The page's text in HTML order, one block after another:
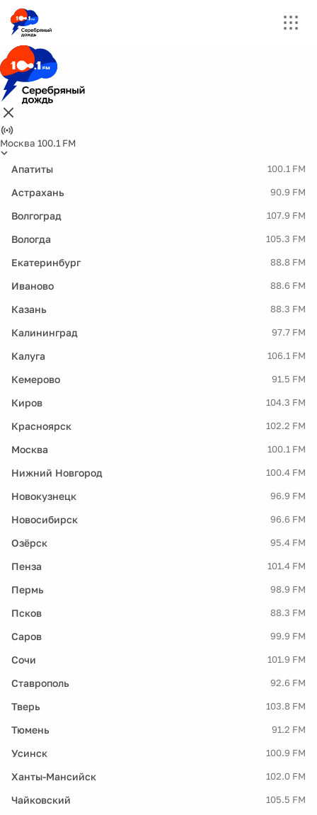
Москва 100.1 FM
Апатиты 100.1 FM
Астрахань 90.9 FM
Волгоград 107.9 FM
Вологда 105.3 FM
Екатеринбург 88.8 FM
Иваново 88.6 FM
Казань 88.3 FM
Калининград 97.7 FM
Калуга 106.1 FM
Кемерово 91.5 FM
Киров 104.3 FM
Красноярск 102.2 FM
Москва 100.1 FM
Нижний Новгород 100.4 FM
Новокузнецк 96.9 FM
Новосибирск 96.6 FM
Озёрск 95.4 FM
Пенза 101.4 FM
Пермь 98.9 FM
Псков 88.3 FM
Саров 99.9 FM
Сочи 101.9 FM
Ставрополь 92.6 FM
Тверь 103.8 FM
Тюмень 91.2 FM
Усинск 100.9 FM
Ханты-Мансийск 102.0 FM
Чайковский 105.5 FM